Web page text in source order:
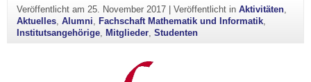
Veröffentlicht am 25. November 2017| Veröffentlicht in Aktivitäten,
Aktuelles, Alumni, Fachschaft Mathematik und Informatik,
Institutsangehörige, Mitglieder, Studenten